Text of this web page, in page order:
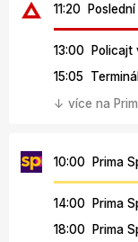
11:20
13:00 Policajt
15:05 Terminál
↓ více na
10:00 Prima
14:00 Prima
18:00 Prima